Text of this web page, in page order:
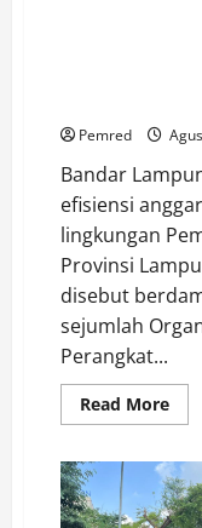
Pemred
Bandar
efisiensi
lingkungan
Provinsi
disebut
sejumlah
Perangkat...
Read MoreRead
more
DPD